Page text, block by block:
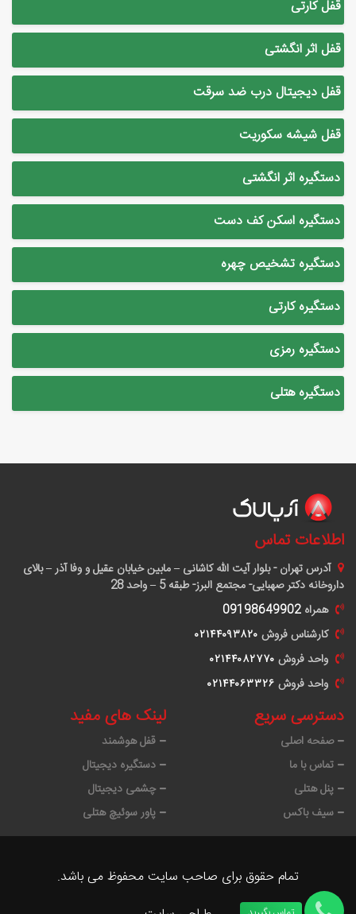
قفل کارتی
قفل اثر انگشتی
قفل دیجیتال درب ضد سرقت
قفل شیشه سکوریت
دستگیره اثر انگشتی
دستگیره اسکن کف دست
دستگیره تشخیص چهره
دستگیره کارتی
دستگیره رمزی
دستگیره هتلی
لینک های مفید
قفل هوشمند
دستگیره دیجیتال
چشمی دیجیتال
پاور سوئیچ هتلی
دسترسی سریع
صفحه اصلی
تماس با ما
پنل هتلی
سیف باکس
اطلاعات تماس
آدرستهران - بلوار آیت الله کاشانی – مابین خیابان عقیل و وفا آذر – بالای
داروخانه دکتر صهبایی- مجتمع البرز- طبقه 5 – واحد 28
همراه 09198649902
کارشناس فروش ٠٢١۴۴٠٩٣٨٢٠
واحد فروش ٠٢١۴۴٠٨٢٧٧٠
واحد فروش ٠٢١۴۴٠۶٣٣٢۶
تمام حقوق برای صاحب سایت محفوظ می باشد.